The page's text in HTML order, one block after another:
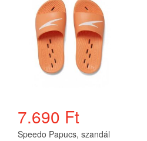
7.690 Ft
Speedo Papucs, szandál